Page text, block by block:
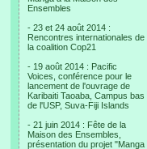
Ensembles
- 23 et 24 août 2014 :
Rencontres internationales de
la coalition Cop21
- 19 août 2014 : Pacific
Voices, conférence pour le
lancement de l'ouvrage de
Karibaiti Taoaba, Campus bas
de l'USP, Suva-Fiji Islands
- 21 juin 2014 : Fête de la
Maison des Ensembles,
présentation du projet "Manga